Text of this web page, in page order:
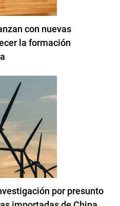
con nuevas
la formación
por presunto